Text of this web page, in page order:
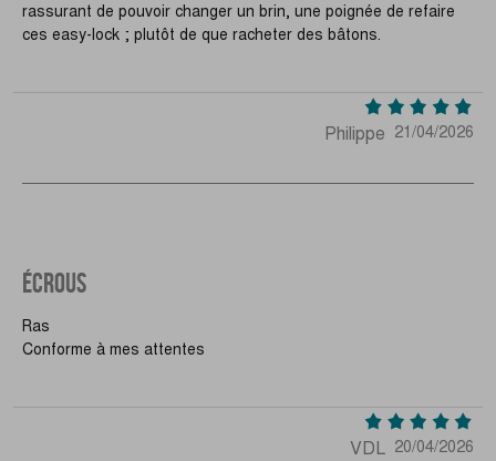
rassurant de pouvoir changer un brin, une poignée de refaire
ces easy-lock ; plutôt de que racheter des bâtons.
Philippe 21/04/2026
ÉCROUS
Ras
Conforme à mes attentes
VDL 20/04/2026